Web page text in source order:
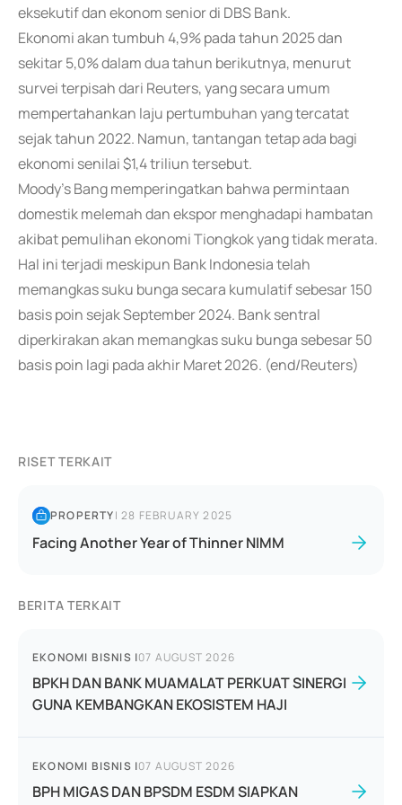
eksekutif dan ekonom senior di DBS Bank.
Ekonomi akan tumbuh 4,9% pada tahun 2025 dan
sekitar 5,0% dalam dua tahun berikutnya, menurut
survei terpisah dari Reuters, yang secara umum
mempertahankan laju pertumbuhan yang tercatat
sejak tahun 2022. Namun, tantangan tetap ada bagi
ekonomi senilai $1,4 triliun tersebut.
Moody's Bang memperingatkan bahwa permintaan
domestik melemah dan ekspor menghadapi hambatan
akibat pemulihan ekonomi Tiongkok yang tidak merata.
Hal ini terjadi meskipun Bank Indonesia telah
memangkas suku bunga secara kumulatif sebesar 150
basis poin sejak September 2024. Bank sentral
diperkirakan akan memangkas suku bunga sebesar 50
basis poin lagi pada akhir Maret 2026. (end/Reuters)
RISET TERKAIT
PROPERTY|28 FEBRUARY 2025
Facing Another Year of Thinner NIMM
BERITA TERKAIT
EKONOMI BISNIS |07 AUGUST 2026
BPKH DAN BANK MUAMALAT PERKUAT SINERGI
GUNA KEMBANGKAN EKOSISTEM HAJI
EKONOMI BISNIS |07 AUGUST 2026
BPH MIGAS DAN BPSDM ESDM SIAPKAN